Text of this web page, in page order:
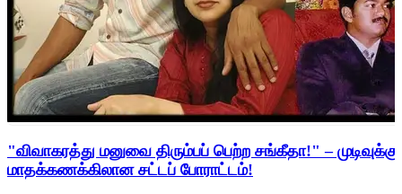
"விவாகரத்து மனுவை திரும்பப் பெற்ற சங்கீதா!" –
மாதக்கணக்கிலான சட்டப் போராட்டம்!